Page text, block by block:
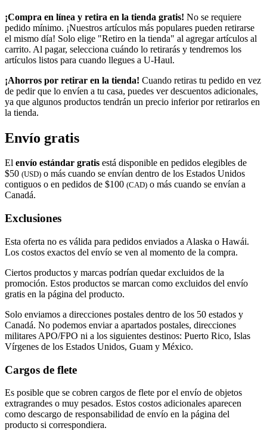
¡Compra en línea y retira en la tienda gratis! No se requiere
pedido mínimo. ¡Nuestros artículos más populares pueden retirarse
el mismo día! Solo elige "Retiro en la tienda" al agregar artículos al
carrito. Al pagar, selecciona cuándo lo retirarás y tendremos los
artículos listos para cuando llegues a U-Haul.
¡Ahorros por retirar en la tienda! Cuando retiras tu pedido en vez
de pedir que lo envíen a tu casa, puedes ver descuentos adicionales,
ya que algunos productos tendrán un precio inferior por retirarlos en
la tienda.
Envío gratis
El envío estándar gratis está disponible en pedidos elegibles de
$50 (USD) o más cuando se envían dentro de los Estados Unidos
contiguos o en pedidos de $100 (CAD) o más cuando se envían a
Canadá.
Exclusiones
Esta oferta no es válida para pedidos enviados a Alaska o Hawái.
Los costos exactos del envío se ven al momento de la compra.
Ciertos productos y marcas podrían quedar excluidos de la
promoción. Estos productos se marcan como excluidos del envío
gratis en la página del producto.
Solo enviamos a direcciones postales dentro de los 50 estados y
Canadá. No podemos enviar a apartados postales, direcciones
militares APO/FPO ni a los siguientes destinos: Puerto Rico, Islas
Vírgenes de los Estados Unidos, Guam y México.
Cargos de flete
Es posible que se cobren cargos de flete por el envío de objetos
extragrandes o muy pesados. Estos costos adicionales aparecen
como descargo de responsabilidad de envío en la página del
producto si correspondiera.